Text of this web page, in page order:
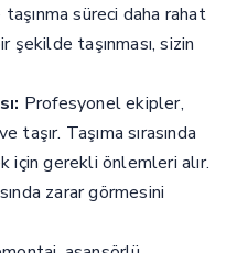
süreci daha rahat
şekilde taşınması, sizin
Profesyonel ekipler,
taşır. Taşıma sırasında
için gerekli önlemleri alır.
zarar görmesini